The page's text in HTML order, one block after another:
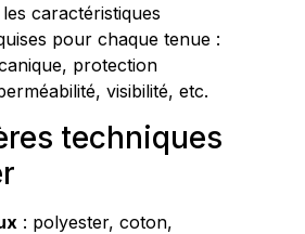
caractéristiques
pour chaque tenue :
protection
visibilité, etc.
techniques
: polyester, coton,